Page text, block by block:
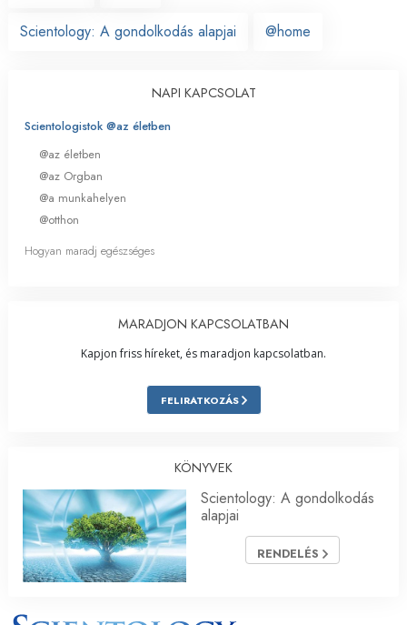
Scientology: A gondolkodás alapjai @home
NAPI KAPCSOLAT
Scientologistok @az életben
@az életben
@az Orgban
@a munkahelyen
@otthon
Hogyan maradj egészséges
MARADJON KAPCSOLATBAN
Kapjon friss híreket, és maradjon kapcsolatban.
FELIRATKOZÁS
KÖNYVEK
Scientology: A gondolkodás
alapjai
RENDELÉS